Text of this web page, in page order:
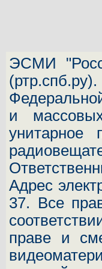
ЭСМИ
и
унитарное
Адрес
37. Все
праве и